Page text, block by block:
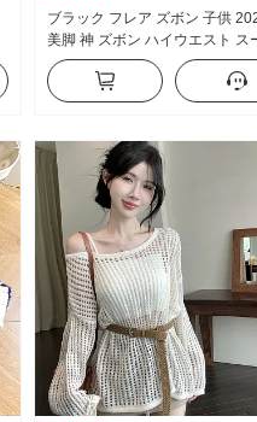
ブラック フレア ズボン 子供
美脚 神 ズボン ハイウエスト ス
モデル ズボン スリムフィット
カジュアル ラッパ スラックス